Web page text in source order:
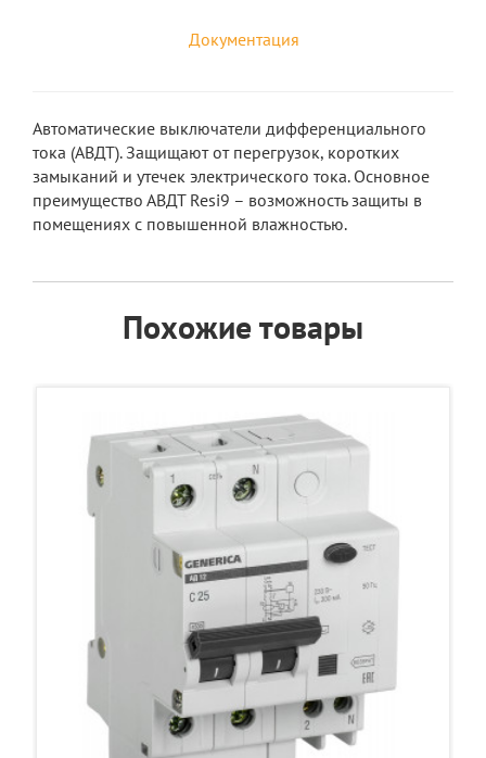
Документация
Автоматические выключатели дифференциального
тока (АВДТ). Защищают от перегрузок, коротких
замыканий и утечек электрического тока. Основное
преимущество АВДТ Resi9 – возможность защиты в
помещениях с повышенной влажностью.
Похожие товары